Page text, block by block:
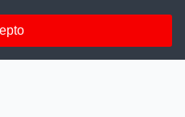
una plataforma informativa
concursos públicos, además
a los mejores
brindamos en un solo lugar